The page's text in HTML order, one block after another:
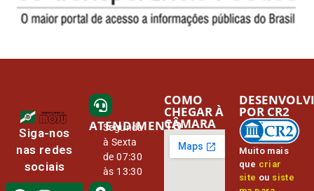
Siga-nos
nas redes
sociais
ATENDIMENTO
Segunda
à Sexta
de 07:30
às 13:30
COMO
CHEGAR À
CÂMARA
Muito mais
que criar
site ou siste
POR CR2